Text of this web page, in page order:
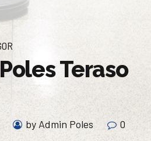
Teraso
by Admin Poles 0